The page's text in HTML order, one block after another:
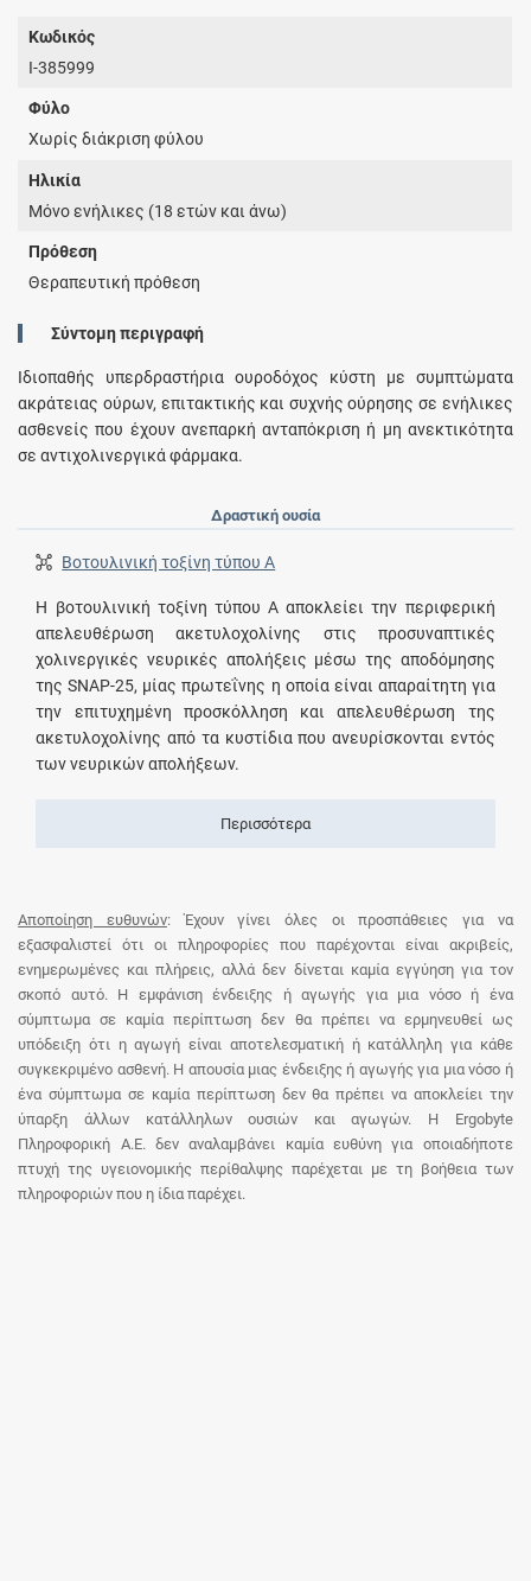
Κωδικός
I-385999
Φύλο
Χωρίς διάκριση φύλου
Ηλικία
Μόνο ενήλικες (18 ετών και άνω)
Πρόθεση
Θεραπευτική πρόθεση
Σύντομη περιγραφή
Ιδιοπαθής υπερδραστήρια ουροδόχος κύστη με συμπτώματα
ακράτειας ούρων, επιτακτικής και συχνής ούρησης σε ενήλικες
ασθενείς που έχουν ανεπαρκή ανταπόκριση ή μη ανεκτικότητα
σε αντιχολινεργικά φάρμακα.
Δραστική ουσία
Βοτουλινική τοξίνη τύπου A
Η βοτουλινική τοξίνη τύπου A αποκλείει την περιφερική
απελευθέρωση ακετυλοχολίνης στις προσυναπτικές
χολινεργικές νευρικές απολήξεις μέσω της αποδόμησης
της SNAP-25, μίας πρωτεΐνης η οποία είναι απαραίτητη για
την επιτυχημένη προσκόλληση και απελευθέρωση της
ακετυλοχολίνης από τα κυστίδια που ανευρίσκονται εντός
των νευρικών απολήξεων.
Περισσότερα
Αποποίηση ευθυνών: Έχουν γίνει όλες οι προσπάθειες για να
εξασφαλιστεί ότι οι πληροφορίες που παρέχονται είναι ακριβείς,
ενημερωμένες και πλήρεις, αλλά δεν δίνεται καμία εγγύηση για τον
σκοπό αυτό. Η εμφάνιση ένδειξης ή αγωγής για μια νόσο ή ένα
σύμπτωμα σε καμία περίπτωση δεν θα πρέπει να ερμηνευθεί ως
υπόδειξη ότι η αγωγή είναι αποτελεσματική ή κατάλληλη για κάθε
συγκεκριμένο ασθενή. Η απουσία μιας ένδειξης ή αγωγής για μια νόσο ή
ένα σύμπτωμα σε καμία περίπτωση δεν θα πρέπει να αποκλείει την
ύπαρξη άλλων κατάλληλων ουσιών και αγωγών. Η Ergobyte
Πληροφορική Α.Ε. δεν αναλαμβάνει καμία ευθύνη για οποιαδήποτε
πτυχή της υγειονομικής περίθαλψης παρέχεται με τη βοήθεια των
πληροφοριών που η ίδια παρέχει.